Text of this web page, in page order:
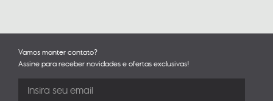
Vamos manter contato?
Assine para receber novidades e ofertas exclusivas!